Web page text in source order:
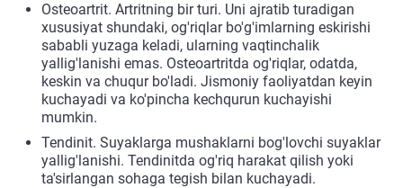
Osteoartrit. Artritning bir turi. Uni ajratib turadigan
xususiyat shundaki, og'riqlar bo'g'imlarning eskirishi
sababli yuzaga keladi, ularning vaqtinchalik
yallig'lanishi emas. Osteoartritda og'riqlar, odatda,
keskin va chuqur bo'ladi. Jismoniy faoliyatdan keyin
kuchayadi va ko'pincha kechqurun kuchayishi
mumkin.
Tendinit. Suyaklarga mushaklarni bog'lovchi suyaklar
yallig'lanishi. Tendinitda og'riq harakat qilish yoki
ta'sirlangan sohaga tegish bilan kuchayadi.